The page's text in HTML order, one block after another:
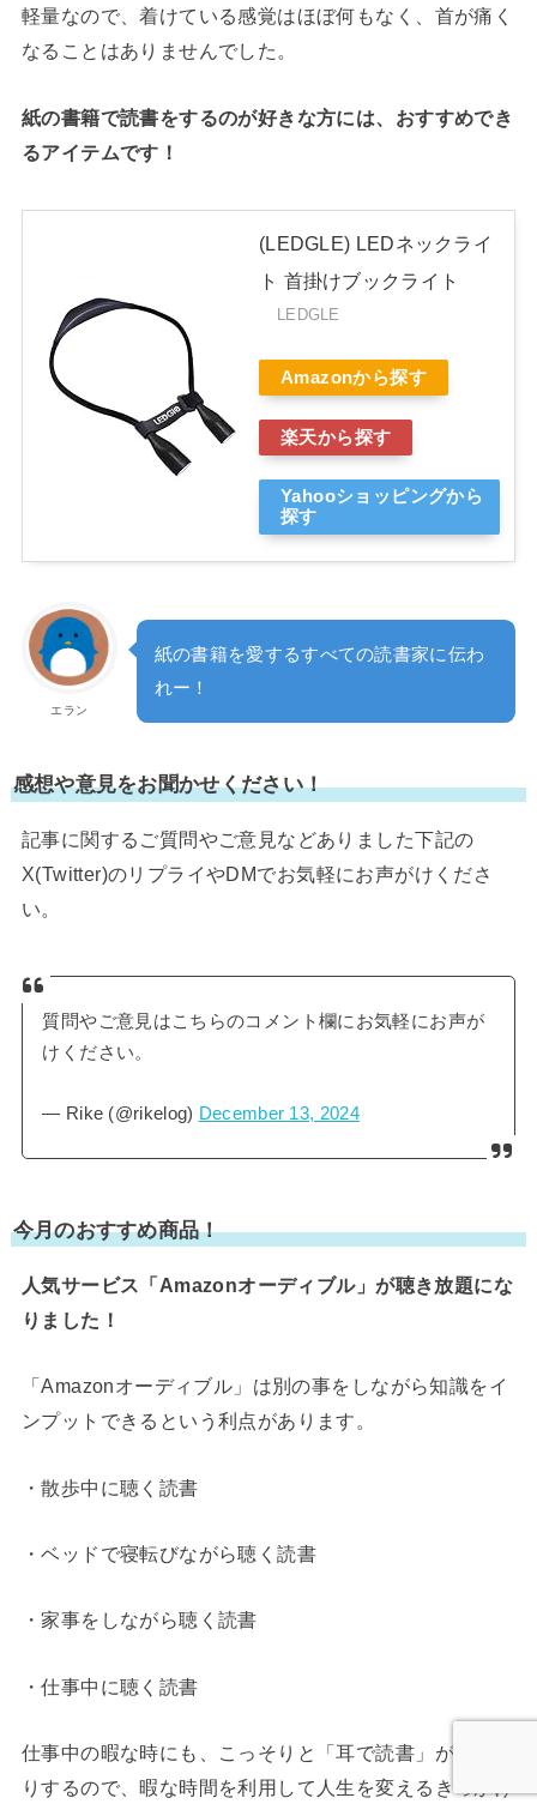
軽量なので、着けている感覚はほぼ何もなく、首が痛く
なることはありませんでした。
紙の書籍で読書をするのが好きな方には、おすすめでき
るアイテムです！
(LEDGLE) LEDネックライ
ト 首掛けブックライト
LEDGLE
Amazonから探す
楽天から探す
Yahooショッピングから
探す
エラン
紙の書籍を愛するすべての読書家に伝わ
れー！
感想や意見をお聞かせください！
記事に関するご質問やご意見などありました下記の
X(Twitter)のリプライやDMでお気軽にお声がけくださ
い。
質問やご意見はこちらのコメント欄にお気軽にお声が
けください。
— Rike (@rikelog) December 13, 2024
今月のおすすめ商品！
人気サービス「Amazonオーディブル」が聴き放題にな
りました！
「Amazonオーディブル」は別の事をしながら知識をイ
ンプットできるという利点があります。
・散歩中に聴く読書
・ベッドで寝転びながら聴く読書
・家事をしながら聴く読書
・仕事中に聴く読書
仕事中の暇な時にも、こっそりと「耳で読書」ができた
りするので、暇な時間を利用して人生を変えるきっかけ